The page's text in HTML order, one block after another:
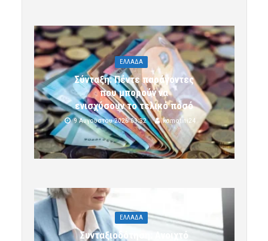
ΕΛΛΑΔΑ
Σύνταξη: Πέντε παράγοντες
που μπορούν να
ενισχύσουν το τελικό ποσό
9 Αυγούστου 2026 09:32 komotini24
ΕΛΛΑΔΑ
Συνταξιοδότηση: Ανοιχτό